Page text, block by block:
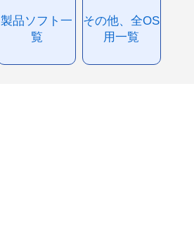
製品ソフト一
覧
その他、全OS
用一覧